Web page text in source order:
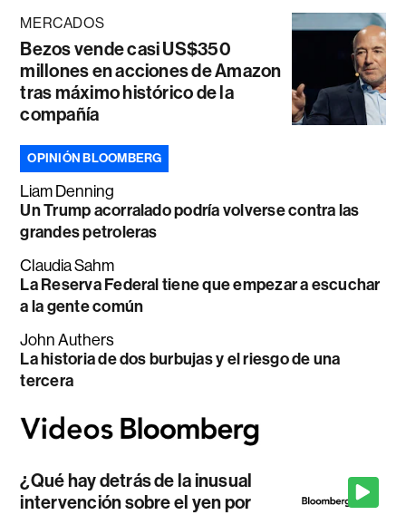
MERCADOS
Bezos vende casi US$350
millones en acciones de Amazon
tras máximo histórico de la
compañía
OPINIÓN BLOOMBERG
Liam Denning
Un Trump acorralado podría volverse contra las
grandes petroleras
Claudia Sahm
La Reserva Federal tiene que empezar a escuchar
a la gente común
John Authers
La historia de dos burbujas y el riesgo de una
tercera
¿Qué hay detrás de la inusual
intervención sobre el yen por